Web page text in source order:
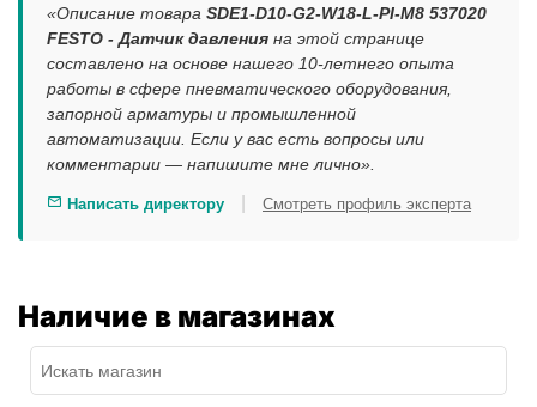
«Описание товара SDE1-D10-G2-W18-L-PI-M8 537020
FESTO - Датчик давления на этой странице
составлено на основе нашего 10-летнего опыта
работы в сфере пневматического оборудования,
запорной арматуры и промышленной
автоматизации. Если у вас есть вопросы или
комментарии — напишите мне лично».
Написать директору Смотреть профиль эксперта
Наличие в магазинах